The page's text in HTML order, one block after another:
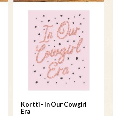
Kortti - In Our Cowgirl
Era